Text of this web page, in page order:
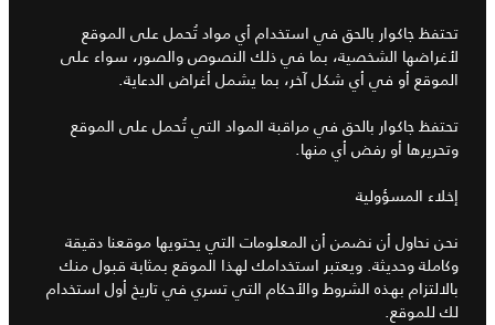
تحتفظ جاكوار بالحق في استخدام أي مواد تُحمل على الموقع
لأغراضها الشخصية، بما في ذلك النصوص والصور، سواء على
الموقع أو في أي شكل آخر، بما يشمل أغراض الدعاية.
تحتفظ جاكوار بالحق في مراقبة المواد التي تُحمل على الموقع
وتحريرها أو رفض أي منها.
إخلاء المسؤولية
نحن نحاول أن نضمن أن المعلومات التي يحتويها موقعنا دقيقة
وكاملة وحديثة. ويعتبر استخدامك لهذا الموقع بمثابة قبول منك
بالالتزام بهذه الشروط والأحكام التي تسري في تاريخ أول استخدام
لك للموقع.